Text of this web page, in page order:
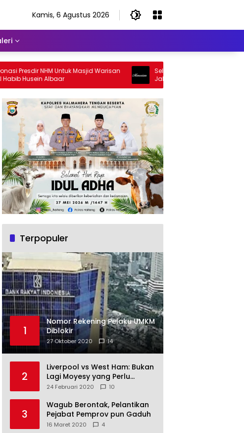
Kamis, 6 Agustus 2026
NHM Untuk Masjid Warisan
Albaar
Selamat Jalan Sang Inspirator,
Jalan Abangku Yuslam Idris
Terpopuler
1
Nomor Rekening Pelaku UMKM
Diblokir
27 Oktober 2020 14
2
Liverpool vs West Ham: Bukan
Lagi Moyesy yang Perlu
Ditakuti
24 Februari 2020 10
3
Wagub Berontak, Pelantikan
Pejabat Pemprov pun Gaduh
16 Maret 2020 4